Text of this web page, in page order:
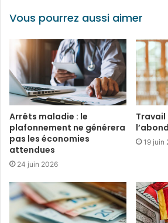
Vous pourrez aussi aimer
Arrêts maladie : le
plafonnement ne générera
pas les économies
attendues
24 juin 2026
Travail
19 juin